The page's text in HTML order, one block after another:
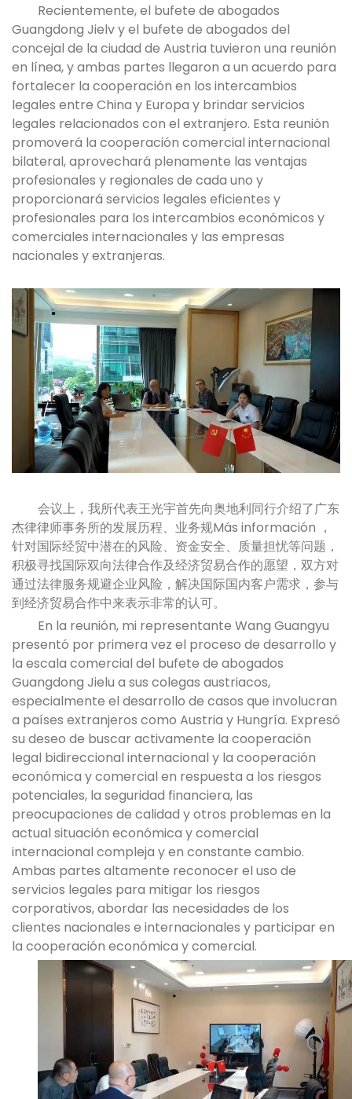
Recientemente, el bufete de abogados
Guangdong Jielv y el bufete de abogados del
concejal de la ciudad de Austria tuvieron una reunión
en línea, y ambas partes llegaron a un acuerdo para
fortalecer la cooperación en los intercambios
legales entre China y Europa y brindar servicios
legales relacionados con el extranjero. Esta reunión
promoverá la cooperación comercial internacional
bilateral, aprovechará plenamente las ventajas
profesionales y regionales de cada uno y
proporcionará servicios legales eficientes y
profesionales para los intercambios económicos y
comerciales internacionales y las empresas
nacionales y extranjeras.
会议上，我所代表王光宇首先向奥地利同行介绍了广东
杰律律师事务所的发展历程、业务规Más información ，
针对国际经贸中潜在的风险、资金安全、质量担忧等问题，
积极寻找国际双向法律合作及经济贸易合作的愿望，双方对
通过法律服务规避企业风险，解决国际国内客户需求，参与
到经济贸易合作中来表示非常的认可。
En la reunión, mi representante Wang Guangyu
presentó por primera vez el proceso de desarrollo y
la escala comercial del bufete de abogados
Guangdong Jielu a sus colegas austriacos,
especialmente el desarrollo de casos que involucran
a países extranjeros como Austria y Hungría. Expresó
su deseo de buscar activamente la cooperación
legal bidireccional internacional y la cooperación
económica y comercial en respuesta a los riesgos
potenciales, la seguridad financiera, las
preocupaciones de calidad y otros problemas en la
actual situación económica y comercial
internacional compleja y en constante cambio.
Ambas partes altamente reconocer el uso de
servicios legales para mitigar los riesgos
corporativos, abordar las necesidades de los
clientes nacionales e internacionales y participar en
la cooperación económica y comercial.